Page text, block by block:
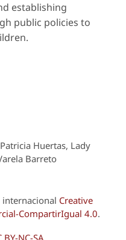
establishing
public policies to
Huertas, Lady
Barreto
internacional Creative
CompartirIgual 4.0.